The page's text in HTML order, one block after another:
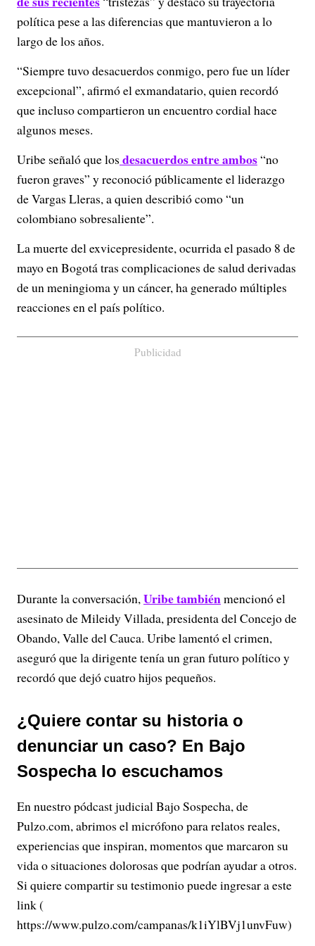
política pese a las diferencias que mantuvieron a lo
largo de los años.
“Siempre tuvo desacuerdos conmigo, pero fue un líder
excepcional”, afirmó el exmandatario, quien recordó
que incluso compartieron un encuentro cordial hace
algunos meses.
Uribe señaló que los desacuerdos entre ambos“no
fueron graves” y reconoció públicamente el liderazgo
de Vargas Lleras, a quien describió como “un
colombiano sobresaliente”.
La muerte del exvicepresidente, ocurrida el pasado 8 de
mayo en Bogotá tras complicaciones de salud derivadas
de un meningioma y un cáncer, ha generado múltiples
reacciones en el país político.
Publicidad
Durante la conversación,Uribe tambiénmencionó el
asesinato de Mileidy Villada, presidenta del Concejo de
Obando, Valle del Cauca. Uribe lamentó el crimen,
aseguró que la dirigente tenía un gran futuro político y
recordó que dejó cuatro hijos pequeños.
¿Quiere contar su historia o
denunciar un caso? En Bajo
Sospecha lo escuchamos
En nuestro pódcast judicial Bajo Sospecha, de
Pulzo.com, abrimos el micrófono para relatos reales,
experiencias que inspiran, momentos que marcaron su
vida o situaciones dolorosas que podrían ayudar a otros.
Si quiere compartir su testimonio puede ingresar a este
link (
https://www.pulzo.com/campanas/k1iYlBVj1unvFuw)